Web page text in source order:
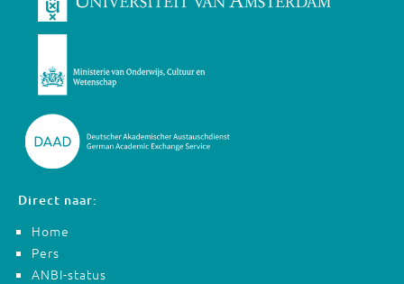
Direct naar:
Home
Pers
ANBI-status